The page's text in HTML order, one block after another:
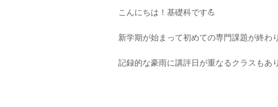
こんにちは！基礎科です💪
新学期が始まって初めての専門課題が終わり
記録的な豪雨に講評日が重なるクラスもあ